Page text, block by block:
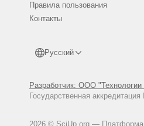
Правила пользования
Контакты
Русский
Разработчик: ООО "Технологии
Государственная
2026 © SciUp.org — Платформа